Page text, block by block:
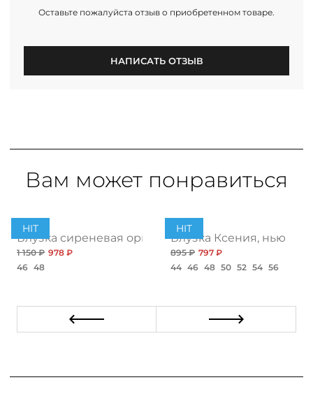
Оставьте пожалуйста отзыв о приобретенном товаре.
НАПИСАТЬ ОТЗЫВ
Вам может понравиться
HIT
Блузка сиреневая оригинальная
1 150 ₽ 978 ₽
46 48
HIT
Блузка Ксения, нью
895 ₽ 797 ₽
44 46 48 50 52 54 56